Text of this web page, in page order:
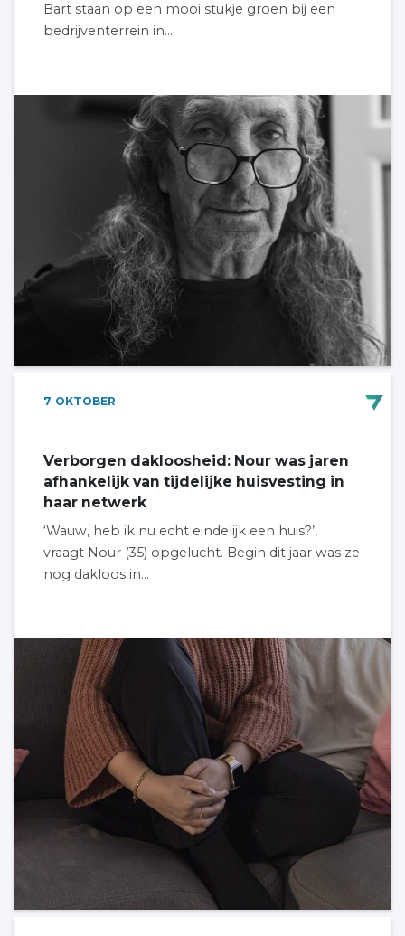
Bart staan op een mooi stukje groen bij een
bedrijventerrein in...
7 OKTOBER
Verborgen dakloosheid: Nour was jaren
afhankelijk van tijdelijke huisvesting in
haar netwerk
‘Wauw, heb ik nu echt eindelijk een huis?’,
vraagt Nour (35) opgelucht. Begin dit jaar was ze
nog dakloos in...